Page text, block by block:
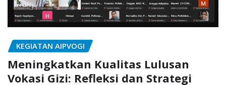
KEGIATAN AIPVOGI
Meningkatkan Kualitas Lulusan
Vokasi Gizi: Refleksi dan Strategi